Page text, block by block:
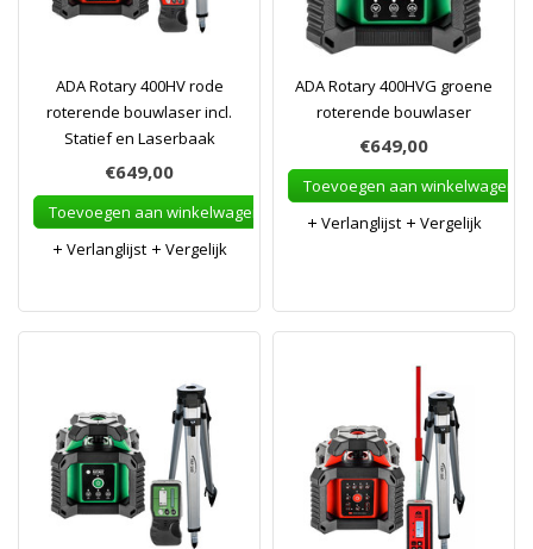
ADA Rotary 400HV rode
roterende bouwlaser incl.
Statief en Laserbaak
€649,00
Toevoegen aan winkelwagen
Verlanglijst
Vergelijk
ADA Rotary 400HVG groene
roterende bouwlaser
€649,00
Toevoegen aan winkelwagen
Verlanglijst
Vergelijk